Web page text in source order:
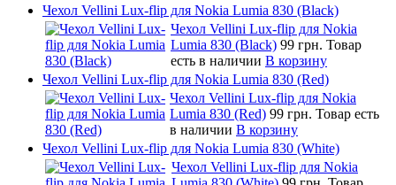
Чехол Vellini Lux-flip для Nokia Lumia 830 (Black)
Чехол Vellini Lux-flip для Nokia
Lumia 830 (Black) 99 грн. Товар
есть в наличии В корзину
Чехол Vellini Lux-flip для Nokia Lumia 830 (Red)
Чехол Vellini Lux-flip для Nokia
Lumia 830 (Red) 99 грн. Товар есть
в наличии В корзину
Чехол Vellini Lux-flip для Nokia Lumia 830 (White)
Чехол Vellini Lux-flip для Nokia